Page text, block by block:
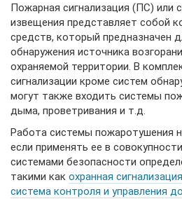
Пожарная сигнализация (ПС) или
извещения представляет собой
средств, который предназначен
обнаружения источника
охраняемой территории. В
сигнализации кроме систем
могут также входить системы
дыма, проветривания и т.д.
Работа системы пожаротушения
если применять ее в
системами безопасности
такими какохранная
система контроля и управления